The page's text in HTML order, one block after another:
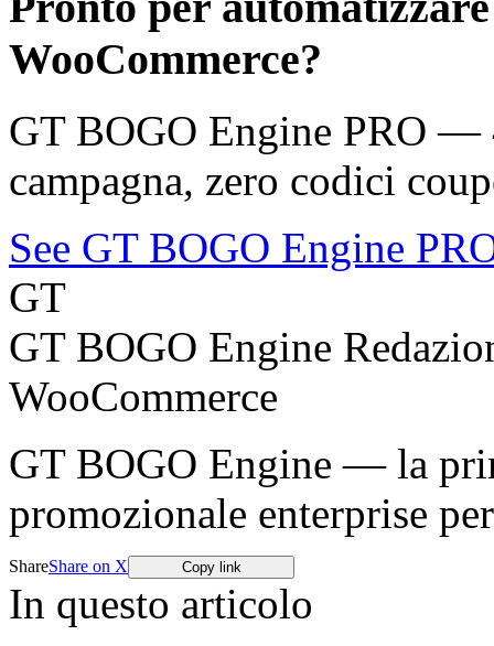
WooCommerce?
GT BOGO Engine PRO —
campagna, zero codici
See GT BOGO Engine
GT
GT BOGO Engine
WooCommerce
GT BOGO Engine — la
promozionale enterprise
ShareShare on X Copy link
In questo articolo